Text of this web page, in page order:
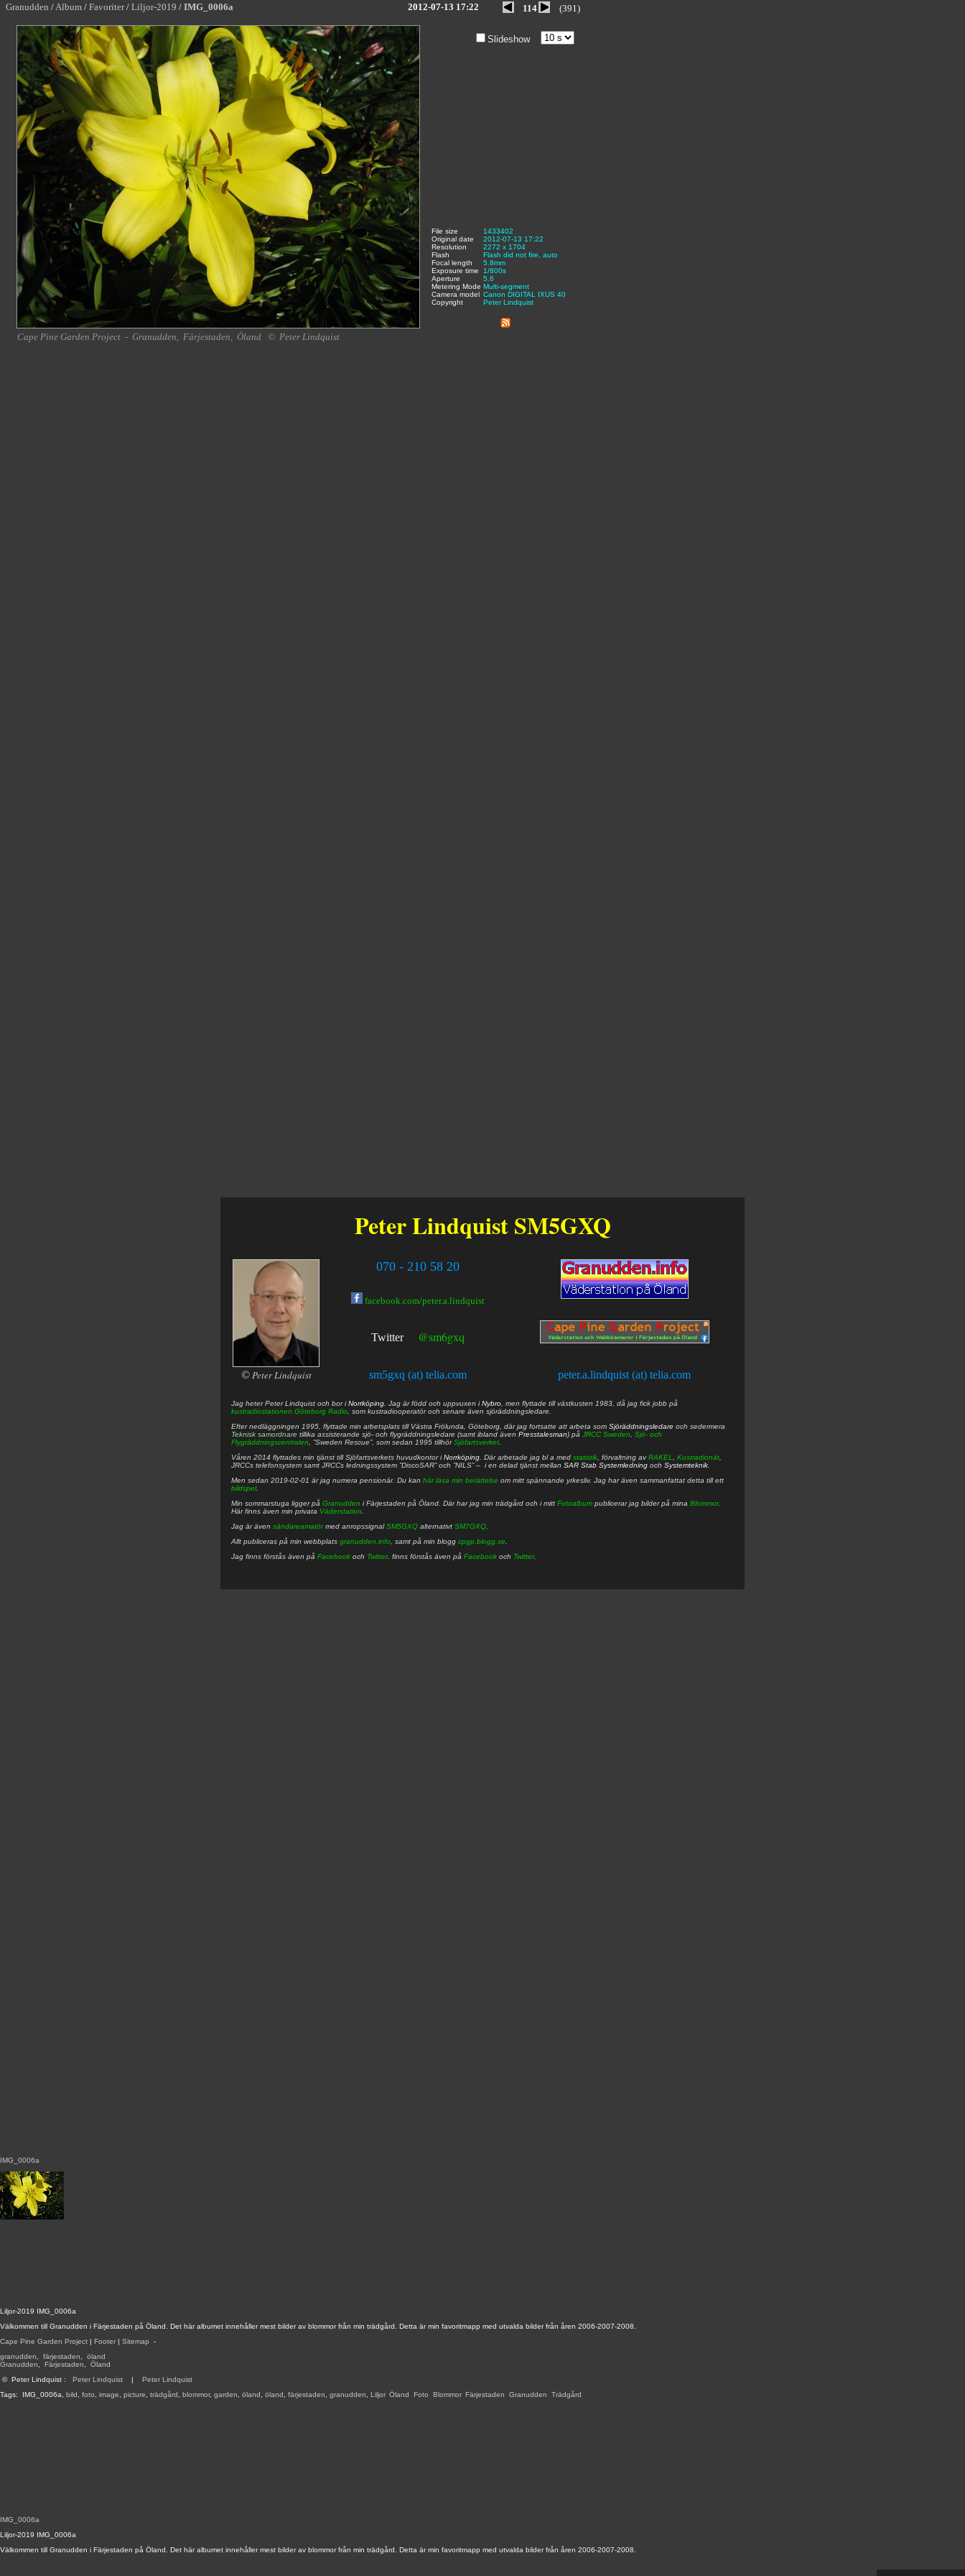
Granudden /Album / Favoriter / Liljor-2019 / IMG_0006a 2012-07-13 17:22 114 (391)
Slideshow
Liljor-2019 IMG_0006a
Välkommen till Granudden i Färjestaden på Öland. Det här albumet innehåller mest bilder av blommor från min trädgård. Detta är min favoritmapp med utvalda bilder från åren 2006-2007-2008.
Cape Pine Garden Project | Footer | Sitemap -
granudden
färjestaden
öland
Granudden
Färjestaden
Öland
© Peter Lindquist : Peter Lindquist | Peter Lindquist
Tags: IMG_0006a bild foto image picture trädgård blommor, garden öland öland färjestaden granudden Liljor, Öland Foto Blommor, Färjestaden Granudden Trädgård
IMG_0006a
File size 1433402
Original date
2012-07-13 17:22
Resolution
2272 x 1704
Flash
Flash did not fire, auto
Focal length
5.8mm
Exposure time
1/800s
Aperture
5.6
Metering Mode Multi-segment
Camera model Canon DIGITAL IXUS 40
Copyright
Peter Lindquist
IMG_0006a
Liljor-2019 IMG_0006a
Välkommen till Granudden i Färjestaden på Öland. Det här albumet innehåller mest bilder av blommor från min trädgård. Detta är min favoritmapp med utvalda bilder från åren 2006-2007-2008.
Cape Pine Garden Project - Granudden, Färjestaden, Öland © Peter Lindquist
Peter Lindquist SM5GXQ
© Peter Lindquist
070 - 210 58 20
facebook.com/peter.a.lindquist
Twitter @sm6gxq
sm5gxq (at) telia.com peter.a.lindquist (at) telia.com
Jag heterPeter Lindquist och bor iNorrköping . Jag är född och uppvuxen iNybro , men flyttade till västkusten 1983, då jag fick jobb på
kustradiostationen Göteborg Radio , som kustradiooperatör och senare även sjöräddningsledare.
Efter nedläggningen 1995, flyttade min arbetsplats till Västra Frölunda, Göteborg, där jag fortsatte att arbeta som Sjöräddningsledare och sedermera
Teknisk samordnare tillika assisterande sjö- och flygräddningsledare (samt ibland även Presstalesman) på JRCC Sweden
Sjö- och
Flygräddningscentralen , ”Sweden Rescue”, som sedan 1995 tillhörSjöfartsverket
Våren 2014 flyttades min tjänst till Sjöfartsverkets huvudkontor iNorrköping . Där arbetade jag bl a med statistik , förvaltning avRAKEL Kustradionät
JRCCs telefonsystem samt JRCCs ledningssystem ”DiscoSAR” och ”NILS” – i en delad tjänst mellan SAR Stab Systemledning och Systemteknik
Men sedan 2019-02-01 är jag numera pensionär. Du kan här läsa min berättelse om mitt spännande yrkesliv. Jag har även sammanfattat detta till ett
bildspel.
Min sommarstuga ligger på Granudden i Färjestaden på Öland. Där har jag min trädgård och i mitt Fotoalbum publicerar jag bilder på mina Blommor.
Här finns även min privata Väderstation
Jag är även sändareamatörmed anropssignalSM5GXQ alternativt SM7GXQ
Allt publiceras på min webbplats granudden.info , samt på min blogg cpgp.blogg.se
Jag finns förstås även på Facebook och Twitter. finns förstås även på Facebook och Twitter.